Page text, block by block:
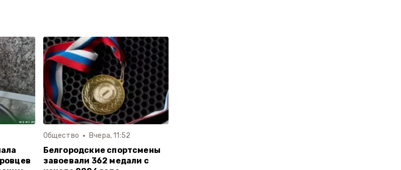
Общество Вчера, 11:52
Белгородские спортсмены
завоевали 362 медали с